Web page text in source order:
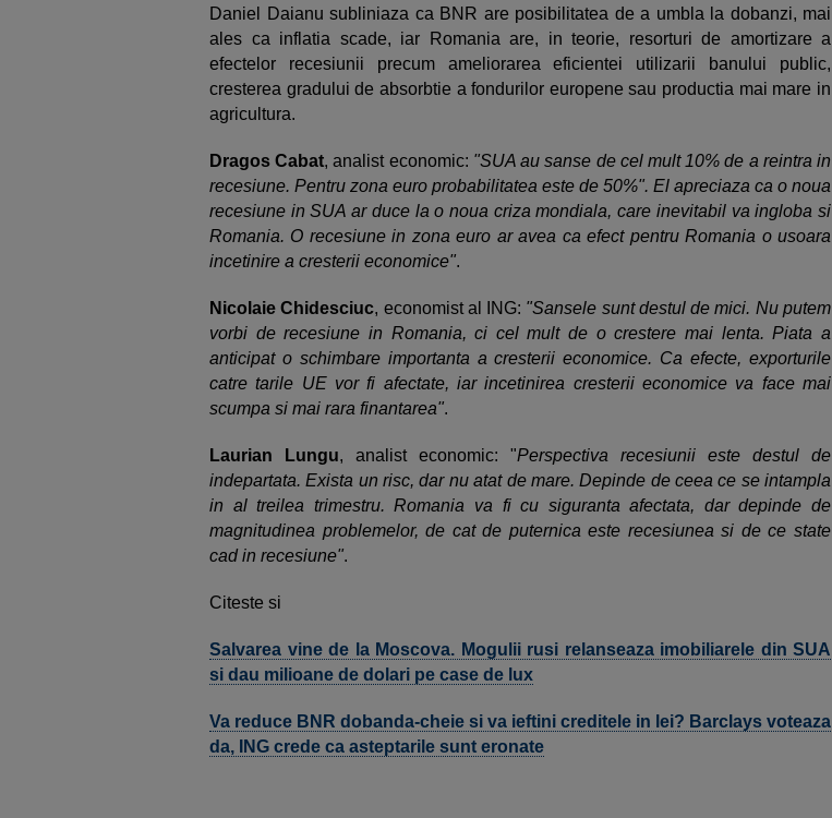
Daniel Daianu subliniaza ca BNR are posibilitatea de a umbla la dobanzi, mai
ales ca inflatia scade, iar Romania are, in teorie, resorturi de amortizare a
efectelor recesiunii precum ameliorarea eficientei utilizarii banului public,
cresterea gradului de absorbtie a fondurilor europene sau productia mai mare in
agricultura.
Dragos Cabat, analist economic: "SUA au sanse de cel mult 10% de a reintra in
recesiune. Pentru zona euro probabilitatea este de 50%". El apreciaza ca o noua
recesiune in SUA ar duce la o noua criza mondiala, care inevitabil va ingloba si
Romania. O recesiune in zona euro ar avea ca efect pentru Romania o usoara
incetinire a cresterii economice".
Nicolaie Chidesciuc, economist al ING: "Sansele sunt destul de mici. Nu putem
vorbi de recesiune in Romania, ci cel mult de o crestere mai lenta. Piata a
anticipat o schimbare importanta a cresterii economice. Ca efecte, exporturile
catre tarile UE vor fi afectate, iar incetinirea cresterii economice va face mai
scumpa si mai rara finantarea".
Laurian Lungu, analist economic: "Perspectiva recesiunii este destul de
indepartata. Exista un risc, dar nu atat de mare. Depinde de ceea ce se intampla
in al treilea trimestru. Romania va fi cu siguranta afectata, dar depinde de
magnitudinea problemelor, de cat de puternica este recesiunea si de ce state
cad in recesiune".
Citeste si
Salvarea vine de la Moscova. Mogulii rusi relanseaza imobiliarele din SUA
si dau milioane de dolari pe case de lux
Va reduce BNR dobanda-cheie si va ieftini creditele in lei? Barclays voteaza
da, ING crede ca asteptarile sunt eronate